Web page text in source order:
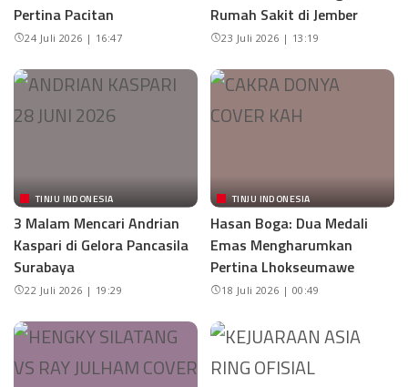
Pertina Pacitan
24 Juli 2026 | 16:47
Rumah Sakit di Jember
23 Juli 2026 | 13:19
TINJU INDONESIA
3 Malam Mencari Andrian
Kaspari di Gelora Pancasila
Surabaya
22 Juli 2026 | 19:29
TINJU INDONESIA
Hasan Boga: Dua Medali
Emas Mengharumkan
Pertina Lhokseumawe
18 Juli 2026 | 00:49